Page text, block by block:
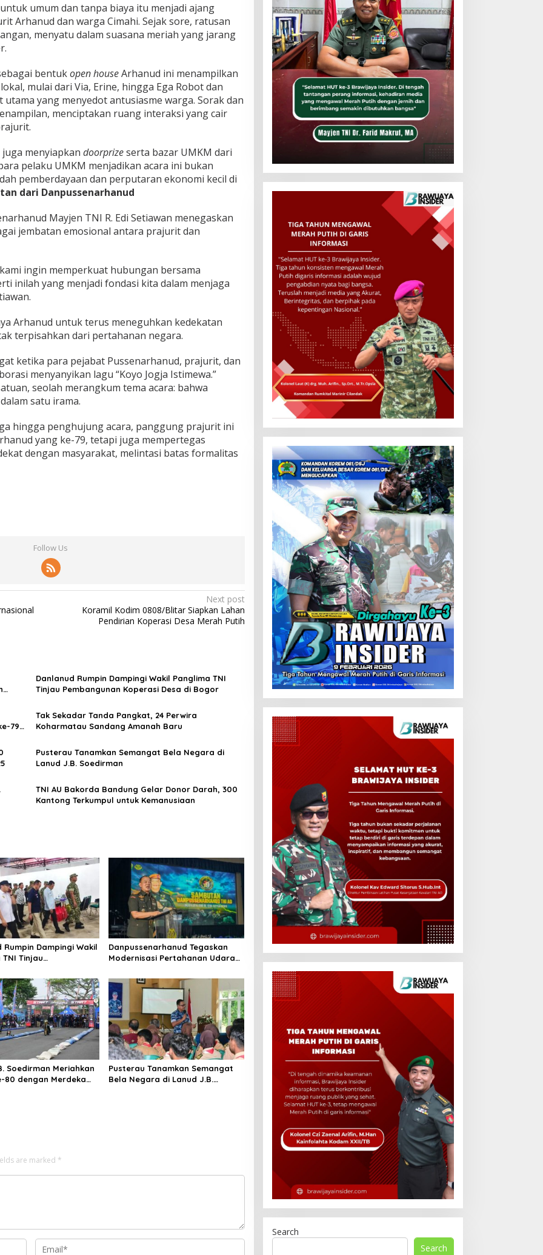
umum dan tanpa biaya itu menjadi ajang
Arhanud dan warga Cimahi. Sejak sore, ratusan
menyatu dalam suasana meriah yang jarang
bentukopen houseArhanud ini menampilkan
mulai dari Via, Erine, hingga Ega Robot dan
yang menyedot antusiasme warga. Sorak dan
menciptakan ruang interaksi yang cair
menyiapkan doorprizeserta bazar UMKM dari
pelaku UMKM menjadikan acara ini bukan
pemberdayaan dan perputaran ekonomi kecil di
dari Danpussenarhanud
Mayjen TNI R. Edi Setiawan menegaskan
jembatan emosional antara prajurit dan
ingin memperkuat hubungan bersama
inilah yang menjadi fondasi kita dalam menjaga
Arhanud untuk terus meneguhkan kedekatan
terpisahkan dari pertahanan negara.
ketika para pejabat Pussenarhanud, prajurit, dan
menyanyikan lagu “Koyo Jogja Istimewa.”
seolah merangkum tema acara: bahwa
satu irama.
hingga penghujung acara, panggung prajurit ini
yang ke-79, tetapi juga mempertegas
dengan masyarakat, melintasi batas formalitas
Follow Us
Next post
Koramil Kodim 0808/Blitar Siapkan Lahan
Pendirian Koperasi Desa Merah Putih
Danlanud Rumpin Dampingi Wakil Panglima TNI
Tinjau Pembangunan Koperasi Desa di Bogor
79
Tak Sekadar Tanda Pangkat, 24 Perwira
Koharmatau Sandang Amanah Baru
Pusterau Tanamkan Semangat Bela Negara di
Lanud J.B. Soedirman
TNI AU Bakorda Bandung Gelar Donor Darah, 300
Kantong Terkumpul untuk Kemanusiaan
Rumpin Dampingi Wakil
TNI Tinjau
Danpussenarhanud Tegaskan
Modernisasi Pertahanan Udara
Arhanud
Soedirman Meriahkan
80 dengan Merdeka
Pusterau Tanamkan Semangat
Bela Negara di Lanud J.B.
are marked *
Search
Search